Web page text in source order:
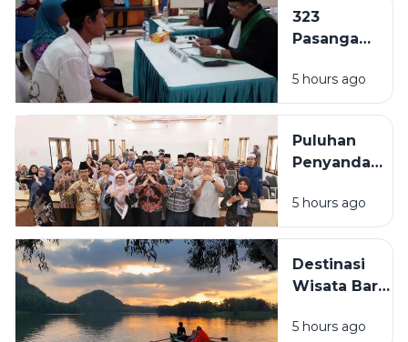
323
Pasangan
Sampang
Ajukan
Nikah per
Januari-
5 hours ago
Puluhan
Penyandang
di Sampang
Ikuti
Mushaf
Qur'an
5 hours ago
Destinasi
Wisata Baru
di Sampang,
5 hours ago